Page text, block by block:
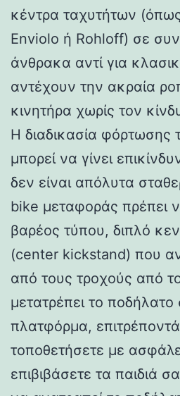
κέντρα ταχυτήτων
Enviolo ή Rohloff) σε
άνθρακα αντί για
αντέχουν την ακραία
κινητήρα χωρίς τον
Η διαδικασία φόρτωσης
μπορεί να γίνει
δεν είναι απόλυτα
bike μεταφοράς πρέπει
βαρέος τύπου, διπλό
(center kickstand) που
από τους τροχούς από
μετατρέπει το
πλατφόρμα,
τοποθετήσετε με
επιβιβάσετε τα παιδιά